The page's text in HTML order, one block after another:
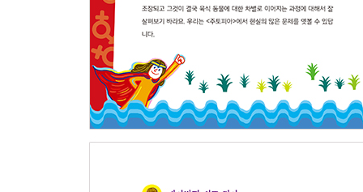
엄마의 경력 단절 74
┃ 용감한 경찰? 상냥한 간호사? 78 ┃
┃ 특별한 소년 어기와 엄마의 도전 80 ┃